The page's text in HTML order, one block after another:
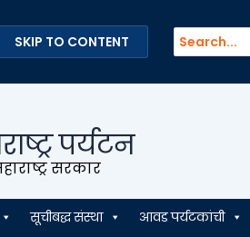
SKIP TO CONTENT
Search
for:
पर्यटन
सरकार
सूचीबद्ध संस्था
आवड पर्यटकांची